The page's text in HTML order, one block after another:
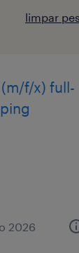
limpar
(m/f/x) full-
2026